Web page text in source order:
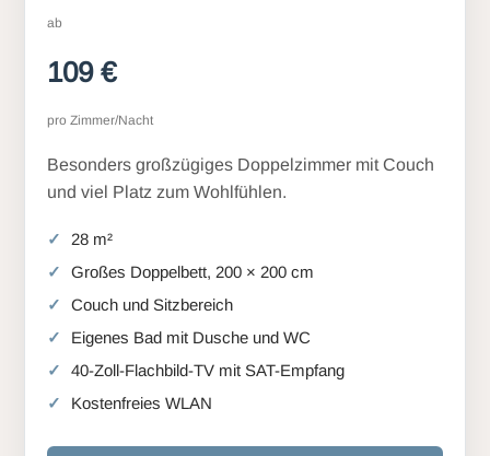
ab
109 €
pro Zimmer/Nacht
Besonders großzügiges Doppelzimmer mit Couch
und viel Platz zum Wohlfühlen.
28 m²
Großes Doppelbett, 200 × 200 cm
Couch und Sitzbereich
Eigenes Bad mit Dusche und WC
40-Zoll-Flachbild-TV mit SAT-Empfang
Kostenfreies WLAN